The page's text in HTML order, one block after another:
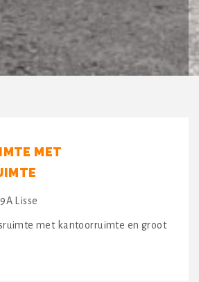
MET
Lisse
met kantoorruimte en groot